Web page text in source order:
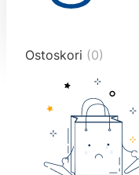
end="10">
Ostoskori (0)